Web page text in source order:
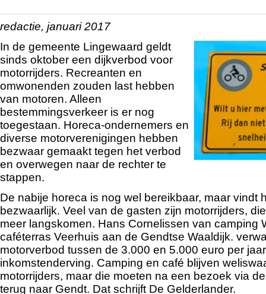
redactie, januari 2017
In de gemeente Lingewaard geldt
sinds oktober een dijkverbod voor
motorrijders. Recreanten en
omwonenden zouden last hebben
van motoren. Alleen
bestemmingsverkeer is er nog
toegestaan. Horeca-ondernemers en
diverse motorverenigingen hebben
bezwaar gemaakt tegen het verbod
en overwegen naar de rechter te
stappen.
De nabije horeca is nog wel bereikbaar, maar vindt
bezwaarlijk. Veel van de gasten zijn motorrijders,
meer langskomen. Hans Cornelissen van camping
caféterras Veerhuis aan de Gendtse Waaldijk.
motorverbod tussen de 3.000 en 5.000 euro per
inkomstenderving. Camping en café blijven
motorrijders, maar die moeten na een bezoek via
terug naar Gendt. Dat schrijft De Gelderlander.